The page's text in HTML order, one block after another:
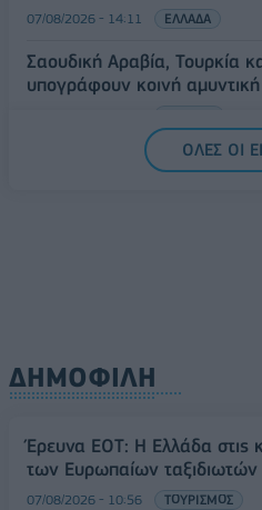
07/08/2026 - 14:11 ΕΛΛΑΔΑ
Σαουδική Αραβία, Τουρκία
υπογράφουν κοινή
ΟΛΕΣ ΟΙ
ΔΗΜΟΦΙΛΗ
Έρευνα ΕΟΤ: Η Ελλάδα στις
των Ευρωπαίων ταξιδιωτών
07/08/2026 - 10:56 ΤΟΥΡΙΣΜΟΣ